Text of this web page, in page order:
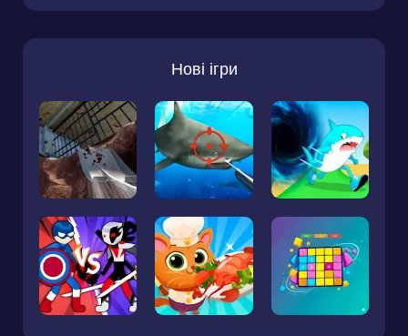
Нові ігри